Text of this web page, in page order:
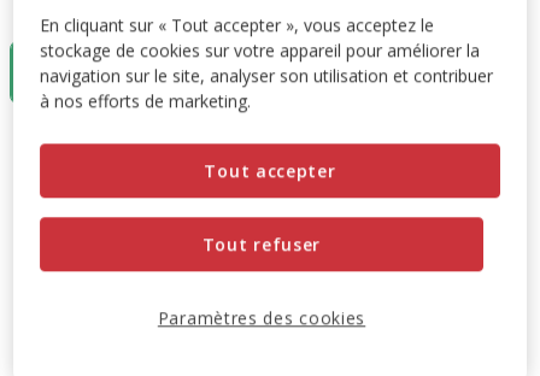
25,5x11x16cm
15.19€
Promotion disponible
-10% sur votre première commande* avec votre Carte
Voir conditions
Prix 15.19€
15.19€
En cliquant sur « Tout accepter », vous acceptez le
stockage de cookies sur votre appareil pour améliorer la
navigation sur le site, analyser son utilisation et contribuer
à nos efforts de marketing.
Tout refuser
Tout accepter
Paramètres des cookies